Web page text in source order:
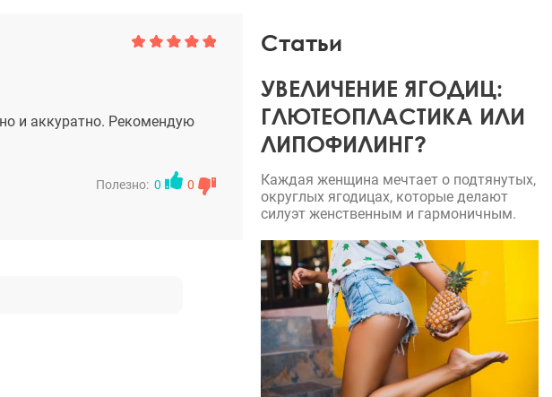
и аккуратно. Рекомендую
Полезно: 0 0
Статьи
УВЕЛИЧЕНИЕ ЯГОДИЦ:
ГЛЮТЕОПЛАСТИКА ИЛИ
ЛИПОФИЛИНГ?
Каждая женщина мечтает о подтянутых,
округлых ягодицах, которые делают
силуэт женственным и гармоничным.